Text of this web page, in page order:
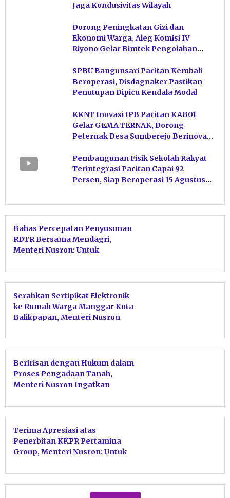
Jaga Kondusivitas Wilayah
Dorong Peningkatan Gizi dan
Ekonomi Warga, Aleg Komisi IV
Riyono Gelar Bimtek Pengolahan
SPBU Bangunsari Pacitan Kembali
Beroperasi, Disdagnaker Pastikan
Penutupan Dipicu Kendala Modal
KKNT Inovasi IPB Pacitan KAB01
Gelar GEMA TERNAK, Dorong
Peternak Desa Sumberejo Berinovasi
Pembangunan Fisik Sekolah Rakyat
Terintegrasi Pacitan Capai 92
Persen, Siap Beroperasi 15 Agustus
Bahas Percepatan Penyusunan
RDTR Bersama Mendagri,
Menteri Nusron: Untuk
Serahkan Sertipikat Elektronik
ke Rumah Warga Manggar Kota
Balikpapan, Menteri Nusron
pada PTSL
Beririsan dengan Hukum dalam
Proses Pengadaan Tanah,
Menteri Nusron Ingatkan
Kaltim Perkuat Sinergi dengan
APH
Terima Apresiasi atas
Penerbitan KKPR Pertamina
Group, Menteri Nusron: Untuk
Swasembada Energi